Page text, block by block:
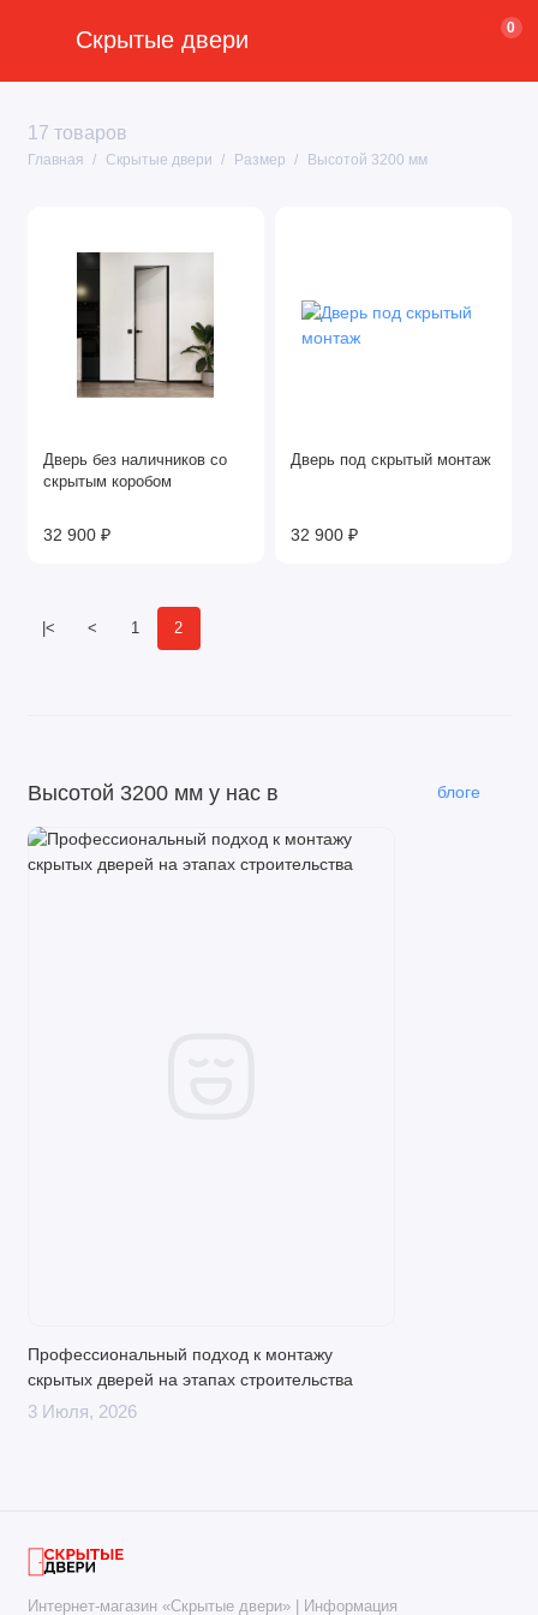
Скрытые двери 0
17 товаров
Главная Скрытые двери Размер Высотой 3200 мм
Дверь без наличников со
скрытым коробом
32 900 ₽
Дверь под скрытый монтаж
32 900 ₽
|< < 1 2
Высотой 3200 мм у нас в блоге
Профессиональный подход к монтажу
скрытых дверей на этапах строительства
3 Июля, 2026
Интернет-магазин «Скрытые двери» | Информация